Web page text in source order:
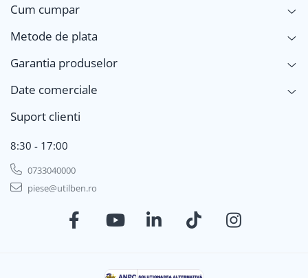
Cum cumpar
Metode de plata
Garantia produselor
Date comerciale
Suport clienti
8:30 - 17:00
0733040000
piese@utilben.ro